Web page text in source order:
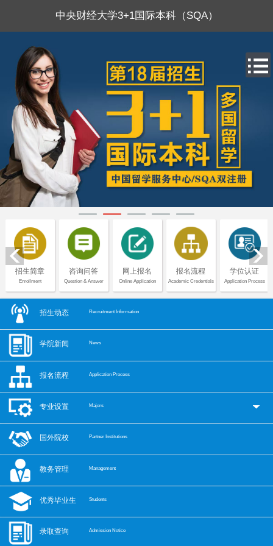
中央财经大学3+1国际本科（SQA）
招生简章
Enrollment
咨询问答
Question & Answer
网上报名
Online Application
报名流程
Academic Credentials
学位认证
Application Process
招生动态 Recruitment Information
学院新闻 News
报名流程 Application Process
专业设置 Majors
国外院校 Partner Institutions
教务管理 Management
优秀毕业生 Students
录取查询 Admission Notice